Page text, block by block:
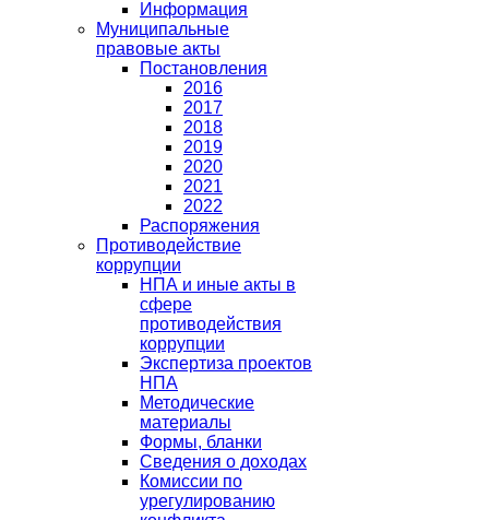
Информация
Муниципальные
правовые акты
Постановления
2016
2017
2018
2019
2020
2021
2022
Распоряжения
Противодействие
коррупции
НПА и иные акты в
сфере
противодействия
коррупции
Экспертиза проектов
НПА
Методические
материалы
Формы, бланки
Сведения о доходах
Комиссии по
урегулированию